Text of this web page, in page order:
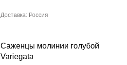
Доставка: Россия
Саженцы молинии голубой
Variegata